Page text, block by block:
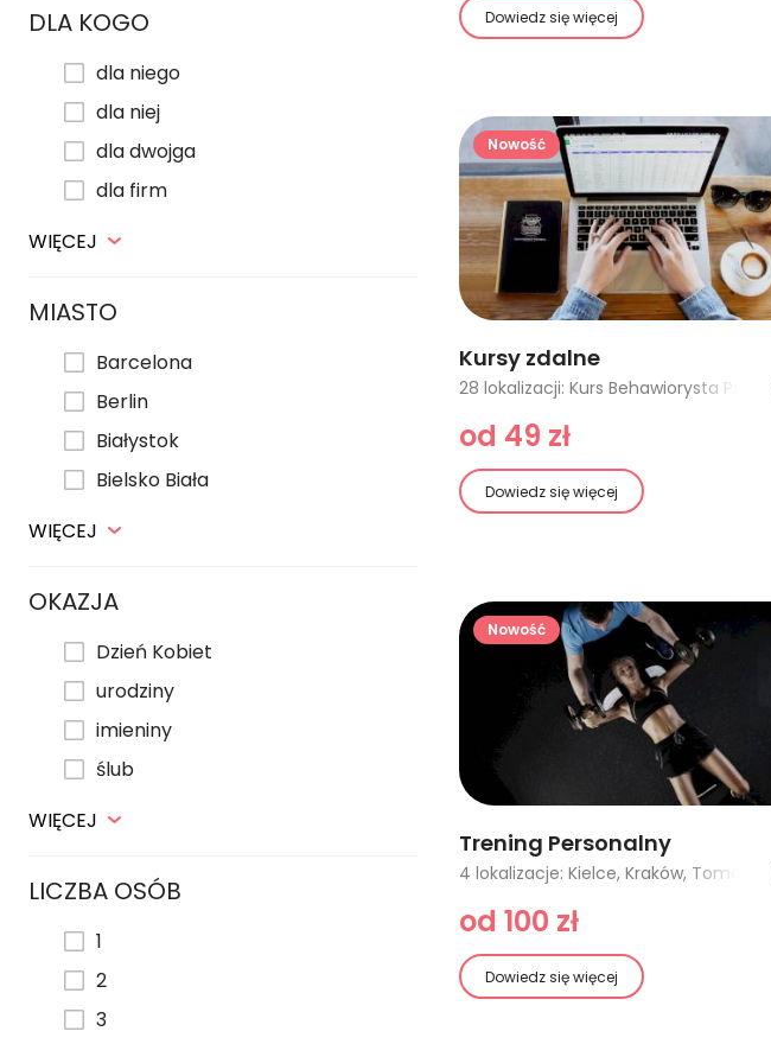
DLA KOGO
dla niego
dla niej
dla dwojga
dla firm
WIĘCEJ
MIASTO
Barcelona
Berlin
Białystok
Bielsko Biała
WIĘCEJ
OKAZJA
Dzień Kobiet
urodziny
imieniny
ślub
WIĘCEJ
LICZBA OSÓB
1
2
3
Dowiedz się więcej
Nowość
Kursy zdalne
od 49 zł
Dowiedz się więcej
Nowość
Trening Personalny
od 100 zł
Dowiedz się więcej